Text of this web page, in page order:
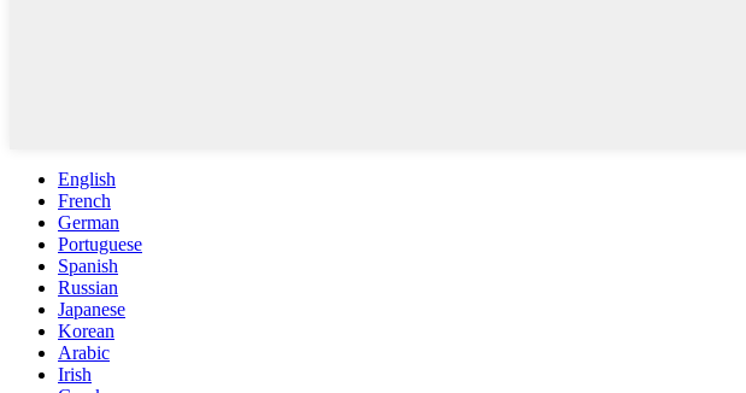
English
French
German
Portuguese
Spanish
Russian
Japanese
Korean
Arabic
Irish